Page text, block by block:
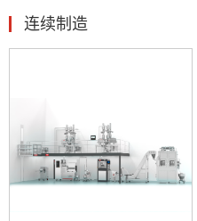
连续制造